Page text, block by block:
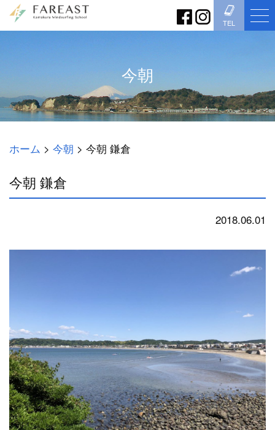
TEL
今朝
ホーム > 今朝 > 今朝 鎌倉
今朝 鎌倉
2018.06.01